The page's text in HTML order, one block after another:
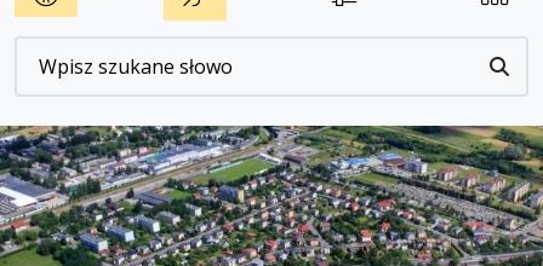
Wyszukiwarka